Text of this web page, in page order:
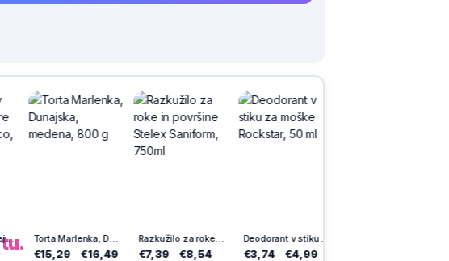
Torta Marlenka, Dunajska, medena, 800 g
€15,29– €16,49
Razkužilo za roke in površine Stelex Saniform, 750ml
€7,39– €8,54
Deodorant v stiku za moške Rockstar, 50 ml
€3,74– €4,99